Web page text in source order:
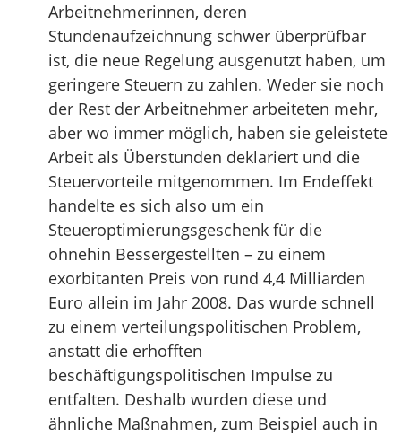
Arbeitnehmerinnen, deren
Stundenaufzeichnung schwer überprüfbar
ist, die neue Regelung ausgenutzt haben, um
geringere Steuern zu zahlen. Weder sie noch
der Rest der Arbeitnehmer arbeiteten mehr,
aber wo immer möglich, haben sie geleistete
Arbeit als Überstunden deklariert und die
Steuervorteile mitgenommen. Im Endeffekt
handelte es sich also um ein
Steueroptimierungsgeschenk für die
ohnehin Bessergestellten – zu einem
exorbitanten Preis von rund 4,4 Milliarden
Euro allein im Jahr 2008. Das wurde schnell
zu einem verteilungspolitischen Problem,
anstatt die erhofften
beschäftigungspolitischen Impulse zu
entfalten. Deshalb wurden diese und
ähnliche Maßnahmen, zum Beispiel auch in